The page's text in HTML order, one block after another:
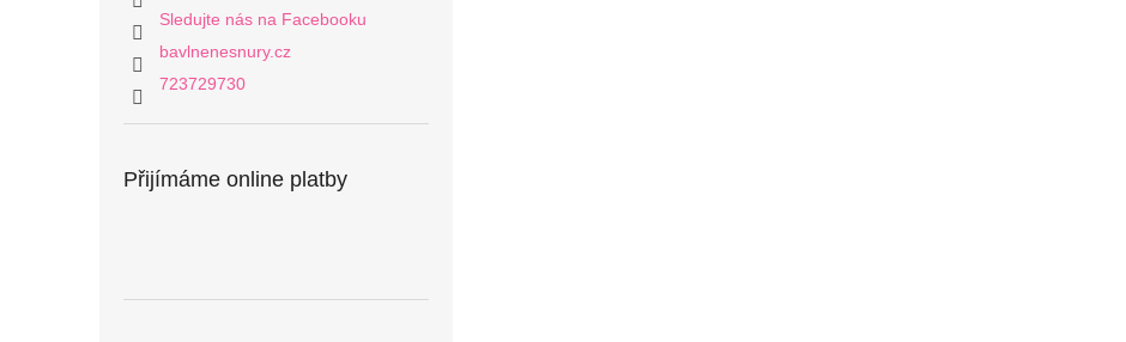
Sledujte nás na Facebooku
bavlnenesnury.cz
723729730
Přijímáme online platby